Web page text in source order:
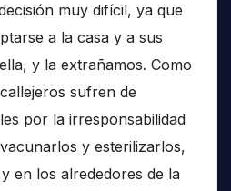
muy difícil, ya que
a la casa y a sus
y la extrañamos. Como
sufren de
por la irresponsabilidad
y esterilizarlos,
en los alrededores de la